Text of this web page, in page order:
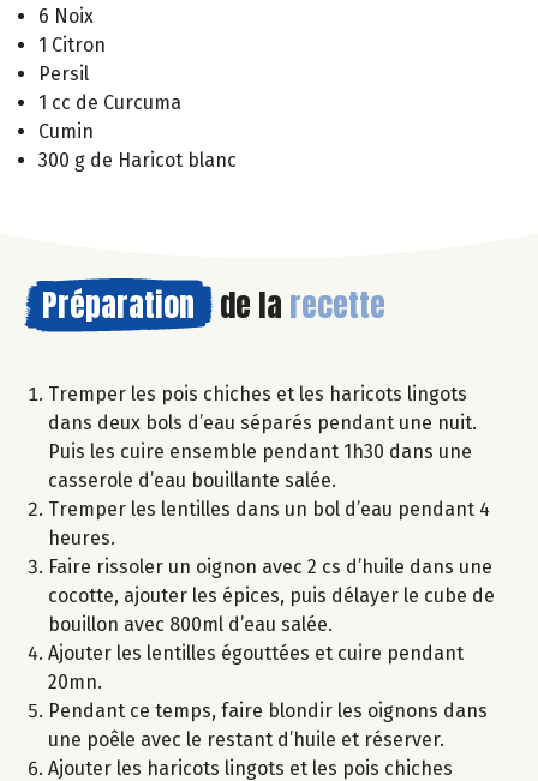
6 Noix
1 Citron
Persil
1 cc de Curcuma
Cumin
300 g de Haricot blanc
Préparation de la recette
Tremper les pois chiches et les haricots lingots
dans deux bols d’eau séparés pendant une nuit.
Puis les cuire ensemble pendant 1h30 dans une
casserole d’eau bouillante salée.
Tremper les lentilles dans un bol d’eau pendant 4
heures.
Faire rissoler un oignon avec 2 cs d’huile dans une
cocotte, ajouter les épices, puis délayer le cube de
bouillon avec 800ml d’eau salée.
Ajouter les lentilles égouttées et cuire pendant
20mn.
Pendant ce temps, faire blondir les oignons dans
une poêle avec le restant d’huile et réserver.
Ajouter les haricots lingots et les pois chiches